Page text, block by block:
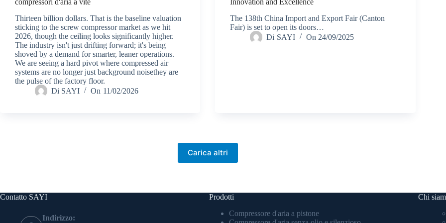
compressori d'aria a vite
Thirteen billion dollars. That is the baseline valuation
sticking to the screw compressor market as we hit
2026, though the ceiling looks significantly higher.
The industry isn't just drifting forward; it's being
shoved by a demand for smarter, leaner operations.
We are seeing a hard pivot where compressed air
systems are no longer just background noisethey are
the pulse of the factory floor.
Di SAYI On 11/02/2026
Innovation and Excellence
The 138th China Import and Export Fair (Canton
Fair) is set to open its doors…
Di SAYI On 24/09/2025
Carica altri
Contatto SAYI
Indirizzo:
Prodotti
Compressore d'aria a pistone
Chi